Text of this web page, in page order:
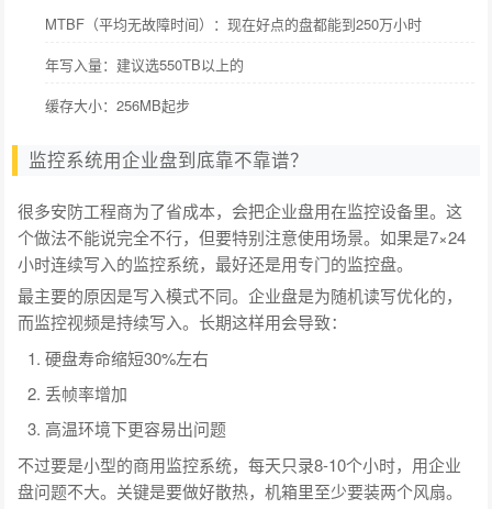
MTBF（平均无故障时间）：现在好点的盘都能到250万小时
年写入量：建议选550TB以上的
缓存大小：256MB起步
监控系统用企业盘到底靠不靠谱？
很多安防工程商为了省成本，会把企业盘用在监控设备里。这
个做法不能说完全不行，但要特别注意使用场景。如果是7×24
小时连续写入的监控系统，最好还是用专门的监控盘。
最主要的原因是写入模式不同。企业盘是为随机读写优化的，
而监控视频是持续写入。长期这样用会导致：
硬盘寿命缩短30%左右
丢帧率增加
高温环境下更容易出问题
不过要是小型的商用监控系统，每天只录8-10个小时，用企业
盘问题不大。关键是要做好散热，机箱里至少要装两个风扇。